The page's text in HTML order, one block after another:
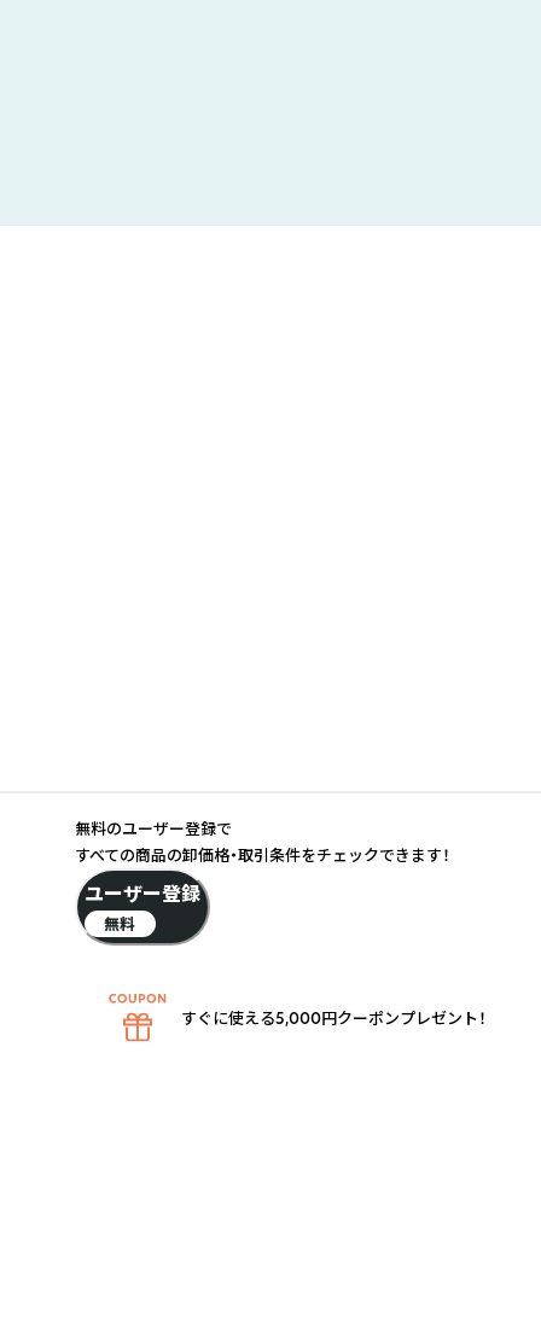
無料のユーザー登録で
すべての商品の卸価格・取引条件をチェックできます！
ユーザー登録
無料
すぐに使える5,000円クーポンプレゼント！